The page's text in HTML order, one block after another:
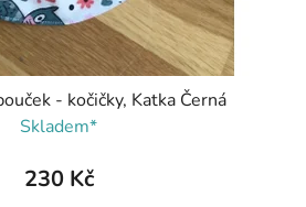
- kočičky, Katka Černá
Skladem*
230 Kč